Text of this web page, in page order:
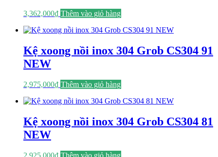
3,362,000₫ Thêm vào giỏ hàng
Kệ xoong nồi inox 304 Grob CS304 91
NEW
2,975,000₫ Thêm vào giỏ hàng
Kệ xoong nồi inox 304 Grob CS304 81
NEW
2,925,000₫ Thêm vào giỏ hàng